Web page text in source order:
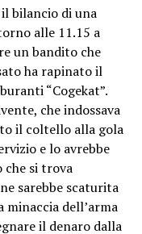
bilancio di una
alle 11.15 a
un bandito che
ha rapinato il
“Cogekat”.
che indossava
il coltello alla gola
e lo avrebbe
si trova
sarebbe scaturita
dell’arma
il denaro dalla